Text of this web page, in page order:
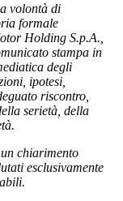
volontà di
formale
Holding S.p.A.,
stampa in
degli
ipotesi,
riscontro,
serietà, della
chiarimento
esclusivamente